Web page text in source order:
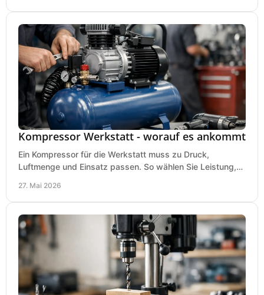
Kompressor Werkstatt - worauf es ankommt
Ein Kompressor für die Werkstatt muss zu Druck,
Luftmenge und Einsatz passen. So wählen Sie Leistung,
27. Mai 2026